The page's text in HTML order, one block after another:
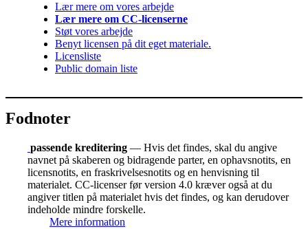
Lær mere om vores arbejde
Lær mere om CC-licenserne
Støt vores arbejde
Benyt licensen på dit eget materiale.
Licensliste
Public domain liste
Fodnoter
passende kreditering — Hvis det findes, skal du angive
navnet på skaberen og bidragende parter, en ophavsnotits, en
licensnotits, en fraskrivelsesnotits og en henvisning til
materialet. CC-licenser før version 4.0 kræver også at du
angiver titlen på materialet hvis det findes, og kan derudover
indeholde mindre forskelle.
Mere information